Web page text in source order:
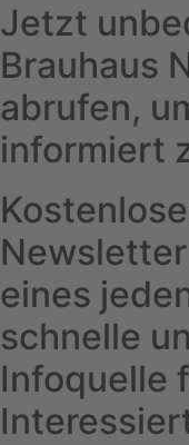
Jetzt
Brauhaus
abrufen,
informiert
Newsletter
eines
schnelle
Infoquelle